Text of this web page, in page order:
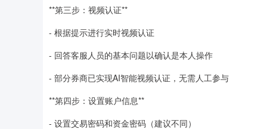
**第三步：视频认证**
- 根据提示进行实时视频认证
- 回答客服人员的基本问题以确认是本人操作
- 部分券商已实现AI智能视频认证，无需人工参与
**第四步：设置账户信息**
- 设置交易密码和资金密码（建议不同）